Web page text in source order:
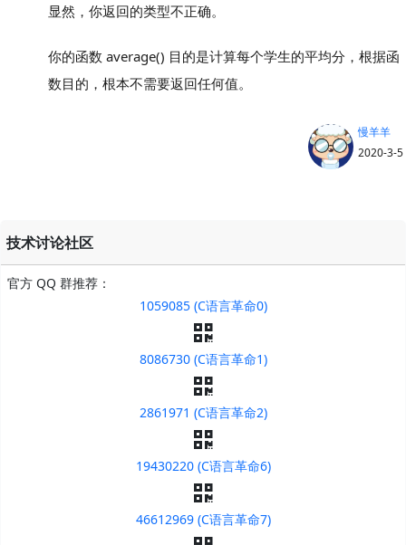
显然，你返回的类型不正确。
你的函数 average() 目的是计算每个学生的平均分，根据函
数目的，根本不需要返回任何值。
慢羊羊
2020-3-5
技术讨论社区
官方 QQ 群推荐：
1059085 (C语言革命0)
8086730 (C语言革命1)
2861971 (C语言革命2)
19430220 (C语言革命6)
46612969 (C语言革命7)